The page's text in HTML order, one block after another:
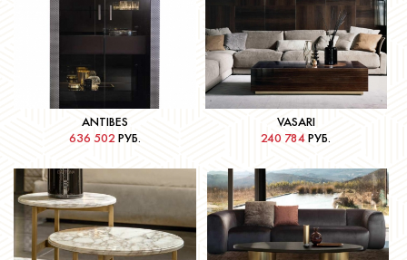
Подробнее
Подробнее
ANTIBES
636 502РУБ.
Подробнее
VASARI
240 784РУБ.